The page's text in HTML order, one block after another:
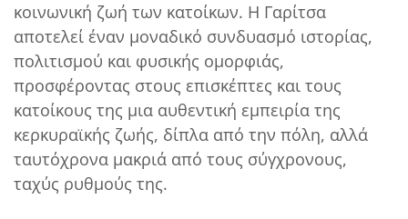
κοινωνική ζωή των κατοίκων. Η Γαρίτσα
αποτελεί έναν μοναδικό συνδυασμό ιστορίας,
πολιτισμού και φυσικής ομορφιάς,
προσφέροντας στους επισκέπτες και τους
κατοίκους της μια αυθεντική εμπειρία της
κερκυραϊκής ζωής, δίπλα από την πόλη, αλλά
ταυτόχρονα μακριά από τους σύγχρονους,
ταχύς ρυθμούς της.